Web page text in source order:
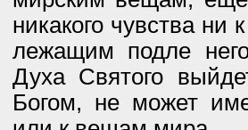
никакого чувства
лежащим подле
Духа Святого
Богом, не может